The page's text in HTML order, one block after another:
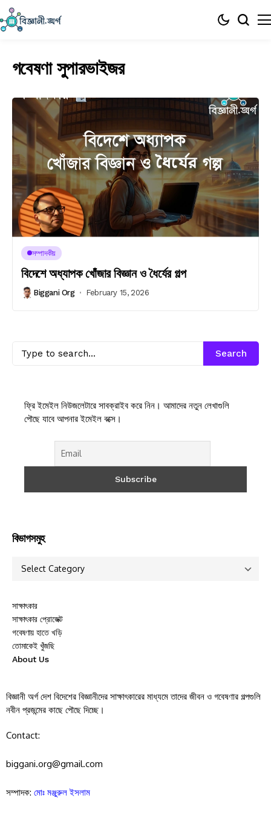
গবেষণা সুপারভাইজর
সম্পাদকীয়
বিদেশে অধ্যাপক খোঁজার বিজ্ঞান ও ধৈর্যের গল্প
Biggani Org February 15, 2026
Search
ফ্রি ইমেইল নিউজলেটারে সাবক্রাইব করে নিন। আমাদের নতুন লেখাগুলি
পৌছে যাবে আপনার ইমেইল বক্সে।
বিভাগসমুহ
সাক্ষাৎকার
সাক্ষাৎকার প্রোজেক্ট
গবেষণায় হাতে খড়ি
তোমাকেই খুঁজছি
About Us
বিজ্ঞানী অর্গ দেশ বিদেশের বিজ্ঞানীদের সাক্ষাৎকারের মাধ্যমে তাদের জীবন ও গবেষণার গল্পগুলি
নবীন প্রজন্মের কাছে পৌছে দিচ্ছে।
Contact:
biggani.org@gmail.com
সম্পাদক: মোঃ মঞ্জুরুল ইসলাম